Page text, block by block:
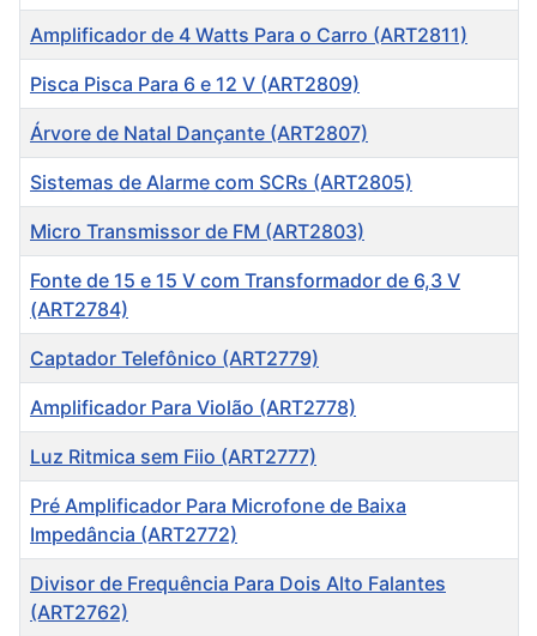
Amplificador de 4 Watts Para o Carro (ART2811)
Pisca Pisca Para 6 e 12 V (ART2809)
Árvore de Natal Dançante (ART2807)
Sistemas de Alarme com SCRs (ART2805)
Micro Transmissor de FM (ART2803)
Fonte de 15 e 15 V com Transformador de 6,3 V
(ART2784)
Captador Telefônico (ART2779)
Amplificador Para Violão (ART2778)
Luz Ritmica sem Fiio (ART2777)
Pré Amplificador Para Microfone de Baixa
Impedância (ART2772)
Divisor de Frequência Para Dois Alto Falantes
(ART2762)